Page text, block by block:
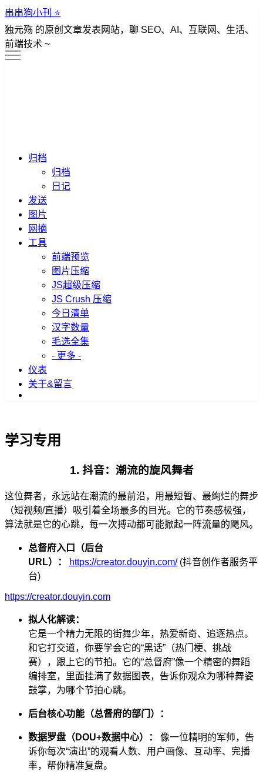
串串狗小刊 ⭐️
独元殇 的原创文章发表网站，聊 SEO、AI、互联网、生活、
前端技术 ~
归档
归档
日记
发送
图片
网摘
工具
前端预览
图片压缩
JS超级压缩
JS Crush 压缩
今日清单
汉字数量
毛选全集
- 更多 -
仪表
关于&留言
学习专用
1. 抖音：潮流的旋风舞者
这位舞者，永远站在潮流的最前沿，用最短暂、最绚烂的舞步
（短视频/直播）吸引着全场最多的目光。它的节奏感极强，
算法就是它的心跳，每一次搏动都可能掀起一阵流量的飓风。
总督府入口（后台
URL）：
https://creator.douyin.com/(抖音创作者服务平
台)
https://creator.douyin.com
拟人化解读：
它是一个精力无限的街舞少年，热爱新奇、追逐热点。
和它打交道，你要学会它的“黑话”（热门梗、挑战
赛），跟上它的节拍。它的“总督府”像一个精密的舞蹈
编排室，里面挂满了数据图表，告诉你观众为哪种舞姿
鼓掌，为哪个节拍心跳。
后台核心功能（总督府的部门）：
数据罗盘（DOU+数据中心）：
像一位精明的军师，告
诉你每次“演出”的观看人数、用户画像、互动率、完播
率，帮你精准复盘。